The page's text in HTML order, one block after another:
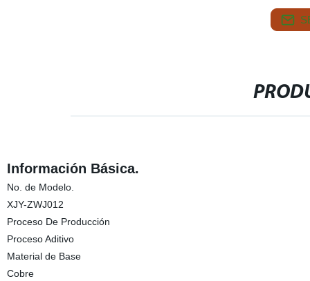
Información Básica.
No. de Modelo.
XJY-ZWJ012
Proceso De Producción
Proceso Aditivo
Material de Base
Cobre